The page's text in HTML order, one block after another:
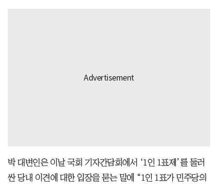
박 대변인은 이날 국회 기자간담회에서 ‘1인 1표제’를 둘러
싼 당내 이견에 대한 입장을 묻는 말에 “1인 1표가 민주당의